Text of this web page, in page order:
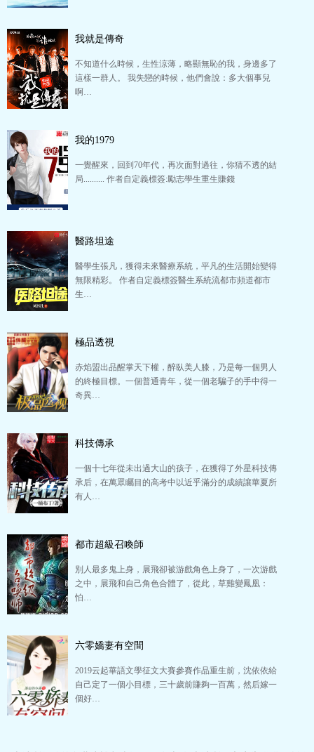
我就是傳奇
不知道什么時候，生性涼薄，略顯無恥的我，身邊多了
這樣一群人。 我失戀的時候，他們會說：多大個事兒
啊…
我的1979
一覺醒來，回到70年代，再次面對過往，你猜不透的結
局.......... 作者自定義標簽:勵志學生重生賺錢
醫路坦途
醫學生張凡，獲得未來醫療系統，平凡的生活開始變得
無限精彩。 作者自定義標簽醫生系統流都市頻道都市
生…
極品透視
赤焰盟出品醒掌天下權，醉臥美人膝，乃是每一個男人
的終極目標。一個普通青年，從一個老騙子的手中得一
奇異…
科技傳承
一個十七年從未出過大山的孩子，在獲得了外星科技傳
承后，在萬眾矚目的高考中以近乎滿分的成績讓華夏所
有人…
都市超級召喚師
別人最多鬼上身，展飛卻被游戲角色上身了，一次游戲
之中，展飛和自己角色合體了，從此，草雞變鳳凰：
怕…
六零嬌妻有空間
2019云起華語文學征文大賽參賽作品重生前，沈依依給
自己定了一個小目標，三十歲前賺夠一百萬，然后嫁一
個好…